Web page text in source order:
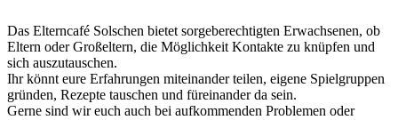
Das Elterncafé Solschen bietet sorgeberechtigten Erwachsenen, ob
Eltern oder Großeltern, die Möglichkeit Kontakte zu knüpfen und
sich auszutauschen.
Ihr könnt eure Erfahrungen miteinander teilen, eigene Spielgruppen
gründen, Rezepte tauschen und füreinander da sein.
Gerne sind wir euch auch bei aufkommenden Problemen oder